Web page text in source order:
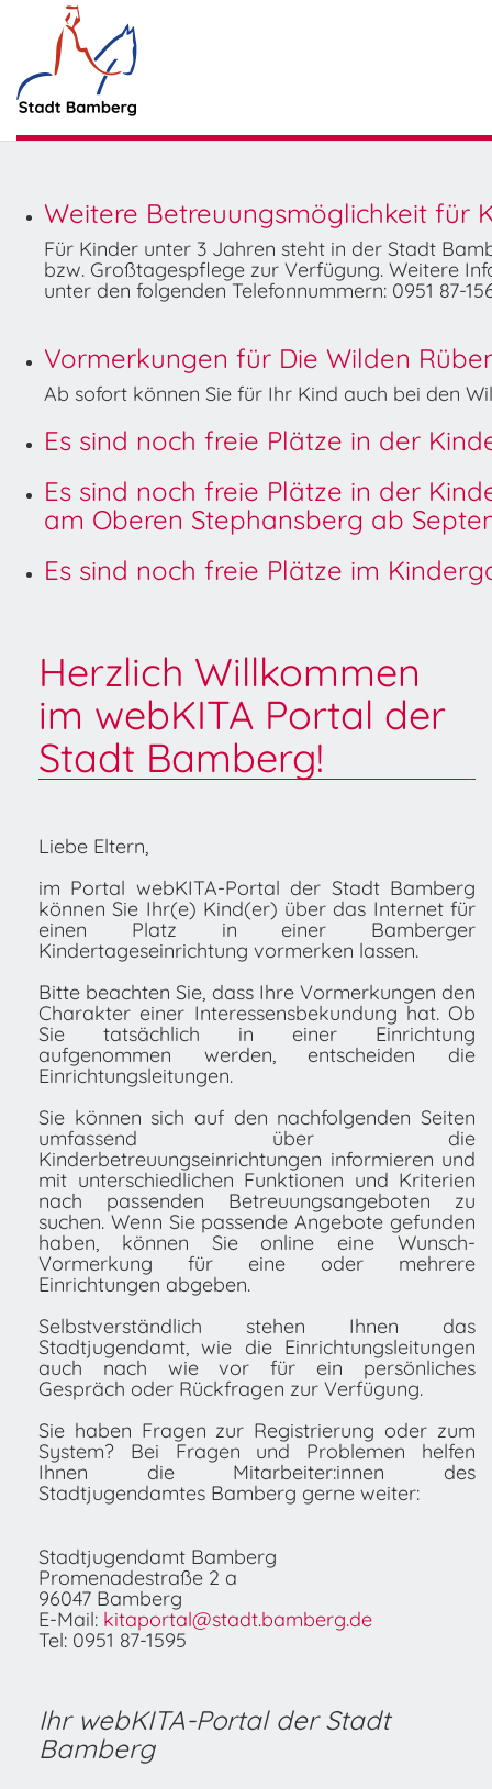
Weitere Betreuungsmöglichkeit für
Für Kinder unter 3 Jahren steht in der Stadt
bzw. Großtagespflege zur Verfügung. Weitere
unter den folgenden Telefonnummern: 0951 87-
Vormerkungen für Die Wilden
Ab sofort können Sie für Ihr Kind auch bei den
Es sind noch freie Plätze in der
Es sind noch freie Plätze in der
am Oberen Stephansberg ab
Es sind noch freie Plätze im
Herzlich Willkommen
im webKITA Portal der
Stadt Bamberg!
Liebe Eltern,
im Portal webKITA-Portal der Stadt Bamberg
können Sie Ihr(e) Kind(er) über das Internet für
einen Platz in einer Bamberger
Kindertageseinrichtung vormerken lassen.
Bitte beachten Sie, dass Ihre Vormerkungen den
Charakter einer Interessensbekundung hat. Ob
Sie tatsächlich in einer Einrichtung
aufgenommen werden, entscheiden die
Einrichtungsleitungen.
Sie können sich auf den nachfolgenden Seiten
umfassend über die
Kinderbetreuungseinrichtungen informieren und
mit unterschiedlichen Funktionen und Kriterien
nach passenden Betreuungsangeboten zu
suchen. Wenn Sie passende Angebote gefunden
haben, können Sie online eine Wunsch-
Vormerkung für eine oder mehrere
Einrichtungen abgeben.
Selbstverständlich stehen Ihnen das
Stadtjugendamt, wie die Einrichtungsleitungen
auch nach wie vor für ein persönliches
Gespräch oder Rückfragen zur Verfügung.
Sie haben Fragen zur Registrierung oder zum
System? Bei Fragen und Problemen helfen
Ihnen die Mitarbeiter:innen des
Stadtjugendamtes Bamberg gerne weiter:
Stadtjugendamt Bamberg
Promenadestraße 2 a
96047 Bamberg
E-Mail: kitaportal@stadt.bamberg.de
Tel: 0951 87-1595
Ihr webKITA-Portal der Stadt
Bamberg